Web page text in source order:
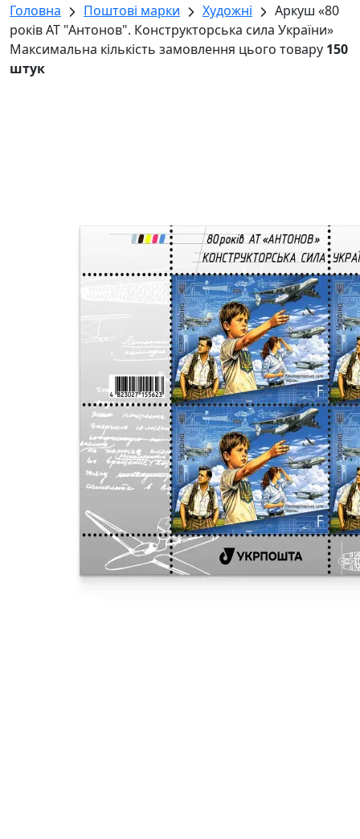
Головна
Поштові марки Художні
Аркуш «80
років АТ "Антонов". Конструкторська сила України»
Максимальна кількість замовлення цього товару 150
штук